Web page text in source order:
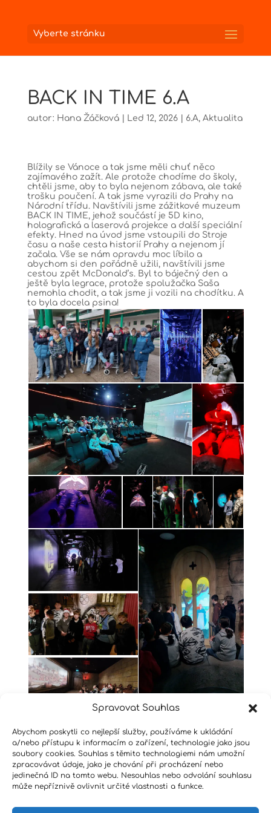
Spravovat Souhlas
Abychom poskytli co nejlepší služby, používáme k ukládání
a/nebo přístupu k informacím o zařízení, technologie jako jsou
soubory cookies. Souhlas s těmito technologiemi nám umožní
zpracovávat údaje, jako je chování při procházení nebo
jedinečná ID na tomto webu. Nesouhlas nebo odvolání souhlasu
může nepříznivě ovlivnit určité vlastnosti a funkce.
Vyberte stránku
BACK IN TIME 6.A
autor: Hana Žáčková| Led 12, 2026| 6.A, Aktualita
Blížily se Vánoce a tak jsme měli chuť něco
zajímavého zažít. Ale protože chodíme do školy,
chtěli jsme, aby to byla nejenom zábava, ale také
trošku poučení. A tak jsme vyrazili do Prahy na
Národní třídu. Navštívili jsme zážitkové muzeum
BACK IN TIME, jehož součástí je 5D kino,
holografická a laserová projekce a další speciální
efekty. Hned na úvod jsme vstoupili do Stroje
času a naše cesta historií Prahy a nejenom jí
začala. Vše se nám opravdu moc líbilo a
abychom si den pořádně užili, navštívili jsme
cestou zpět McDonald’s. Byl to báječný den a
ještě byla legrace, protože spolužačka Saša
nemohla chodit, a tak jsme ji vozili na chodítku. A
to byla docela psina!